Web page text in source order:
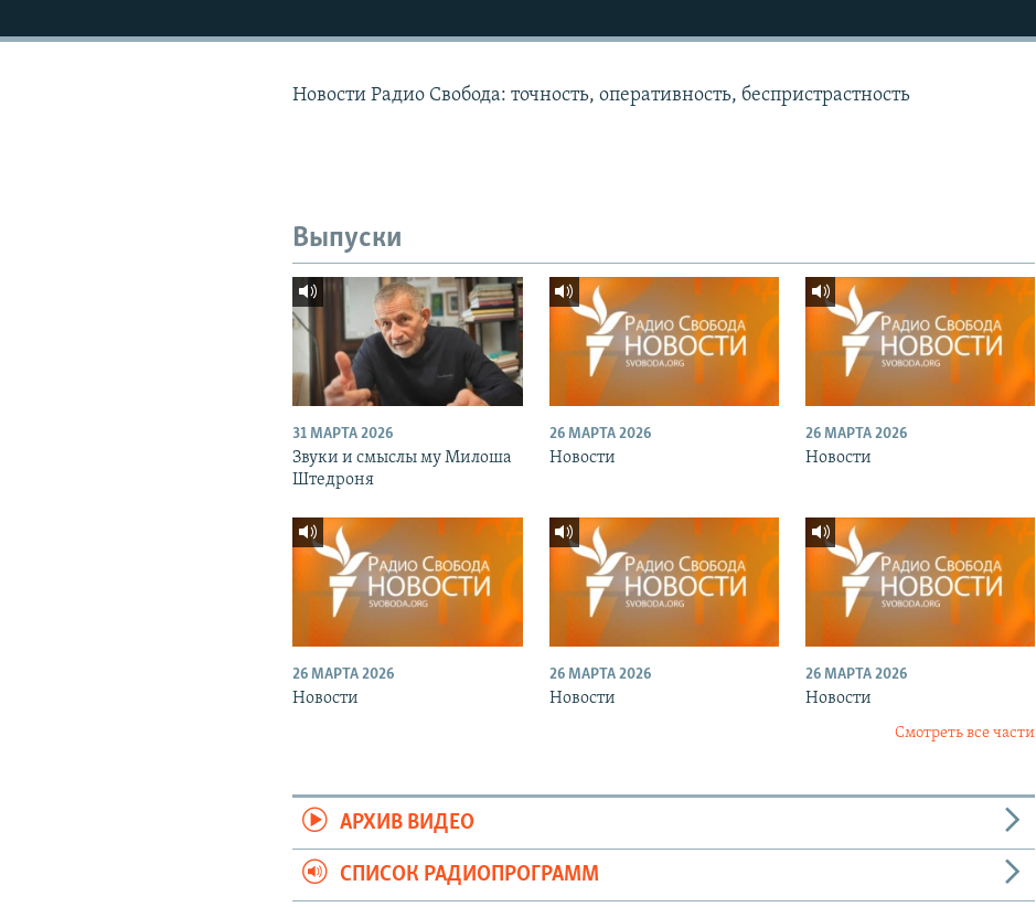
Новости Радио Свобода: точность, оперативность, беспристрастность
Выпуски
31 МАРТА 2026
Звуки и смыслы му Милоша
Штедроня
26 МАРТА 2026
Новости
26 МАРТА 2026
Новости
26 МАРТА 2026
Новости
26 МАРТА 2026
Новости
26 МАРТА 2026
Новости
Смотреть все части
АРХИВ ВИДЕО
СПИСОК РАДИОПРОГРАММ